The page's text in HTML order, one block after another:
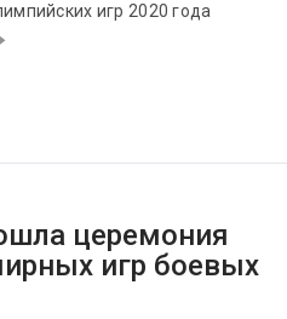
игр 2020 года
церемония
игр боевых